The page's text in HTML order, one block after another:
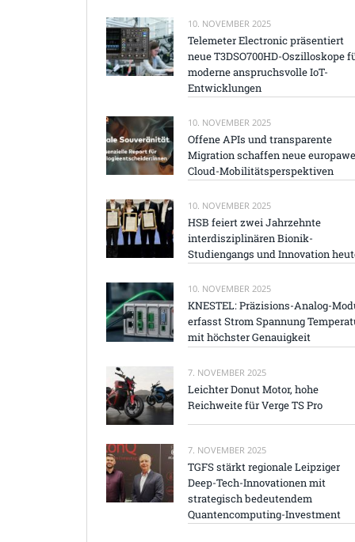
10. NOVEMBER 2025
Telemeter Electronic präsentiert
neue T3DSO700HD-Oszilloskope
moderne anspruchsvolle IoT-
Entwicklungen
10. NOVEMBER 2025
Offene APIs und transparente
Migration schaffen neue
Cloud-Mobilitätsperspektiven
10. NOVEMBER 2025
HSB feiert zwei Jahrzehnte
interdisziplinären Bionik-
Studiengangs und Innovation
10. NOVEMBER 2025
KNESTEL: Präzisions-Analog-
erfasst Strom Spannung
mit höchster Genauigkeit
7. NOVEMBER 2025
Leichter Donut Motor, hohe
Reichweite für Verge TS Pro
7. NOVEMBER 2025
TGFS stärkt regionale Leipziger
Deep-Tech-Innovationen mit
strategisch bedeutendem
Quantencomputing-Investment